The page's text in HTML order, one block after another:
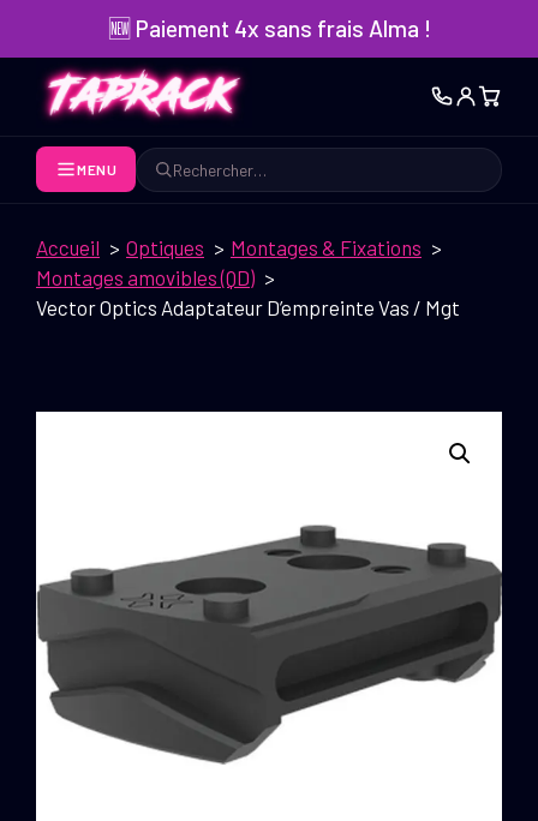
contenu
🆕 Paiement 4x sans frais Alma !
MENU
Rechercher
Accueil Optiques
Montages & Fixations
Montages amovibles (QD)
Vector Optics Adaptateur D’empreinte Vas / Mgt